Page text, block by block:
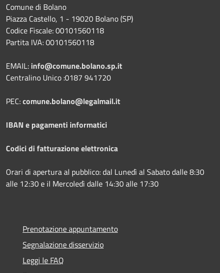
Comune di Bolano
Piazza Castello, 1 - 19020 Bolano (SP)
Codice Fiscale: 00101560118
Partita IVA: 00101560118
EMAIL: info@comune.bolano.sp.it
Centralino Unico :0187 941720
PEC:comune.bolano@legalmail.it
IBAN e pagamenti informatici
Codici di fatturazione elettronica
Orari di apertura al pubblico: dal Lunedì al Sabato dalle 8:30
alle 12:30 e il Mercoledì dalle 14:30 alle 17:30
Prenotazione appuntamento
Segnalazione disservizio
Leggi le FAQ